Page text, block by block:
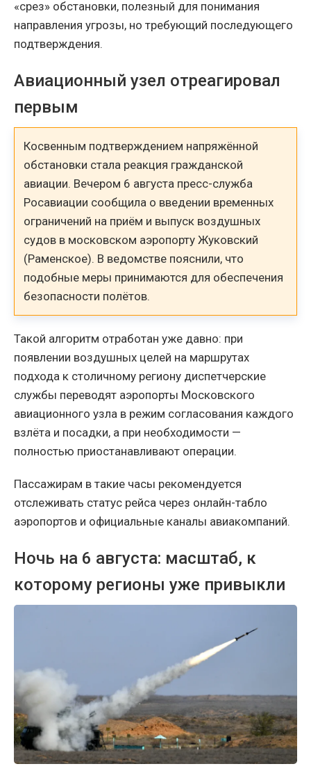
«срез» обстановки, полезный для понимания
направления угрозы, но требующий последующего
подтверждения.
Авиационный узел отреагировал
первым
Косвенным подтверждением напряжённой
обстановки стала реакция гражданской
авиации. Вечером 6 августа пресс-служба
Росавиации сообщила о введении временных
ограничений на приём и выпуск воздушных
судов в московском аэропорту Жуковский
(Раменское). В ведомстве пояснили, что
подобные меры принимаются для обеспечения
безопасности полётов.
Такой алгоритм отработан уже давно: при
появлении воздушных целей на маршрутах
подхода к столичному региону диспетчерские
службы переводят аэропорты Московского
авиационного узла в режим согласования каждого
взлёта и посадки, а при необходимости —
полностью приостанавливают операции.
Пассажирам в такие часы рекомендуется
отслеживать статус рейса через онлайн-табло
аэропортов и официальные каналы авиакомпаний.
Ночь на 6 августа: масштаб, к
которому регионы уже привыкли